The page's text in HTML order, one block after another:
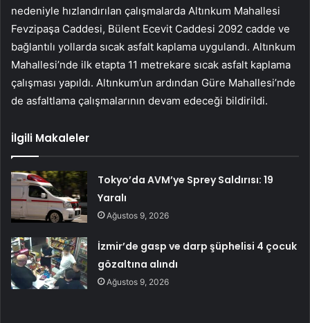
nedeniyle hızlandırılan çalışmalarda Altınkum Mahallesi
Fevzipaşa Caddesi, Bülent Ecevit Caddesi 2092 cadde ve
bağlantılı yollarda sıcak asfalt kaplama uygulandı. Altınkum
Mahallesi’nde ilk etapta 11 metrekare sıcak asfalt kaplama
çalışması yapıldı. Altınkum’un ardından Güre Mahallesi’nde
de asfaltlama çalışmalarının devam edeceği bildirildi.
İlgili Makaleler
Tokyo’da AVM’ye Sprey Saldırısı: 19
Yaralı
Ağustos 9, 2026
İzmir’de gasp ve darp şüphelisi 4 çocuk
gözaltına alındı
Ağustos 9, 2026